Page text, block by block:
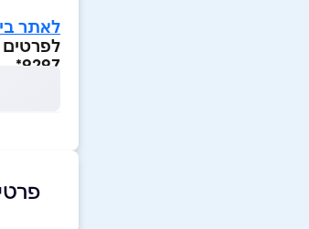
לאתר
לפרטים
9297*